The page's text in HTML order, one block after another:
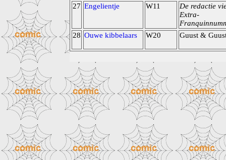
27 Engelientje W11
De redactie
Extra-
28 Ouwe kibbelaars W20 Guust &